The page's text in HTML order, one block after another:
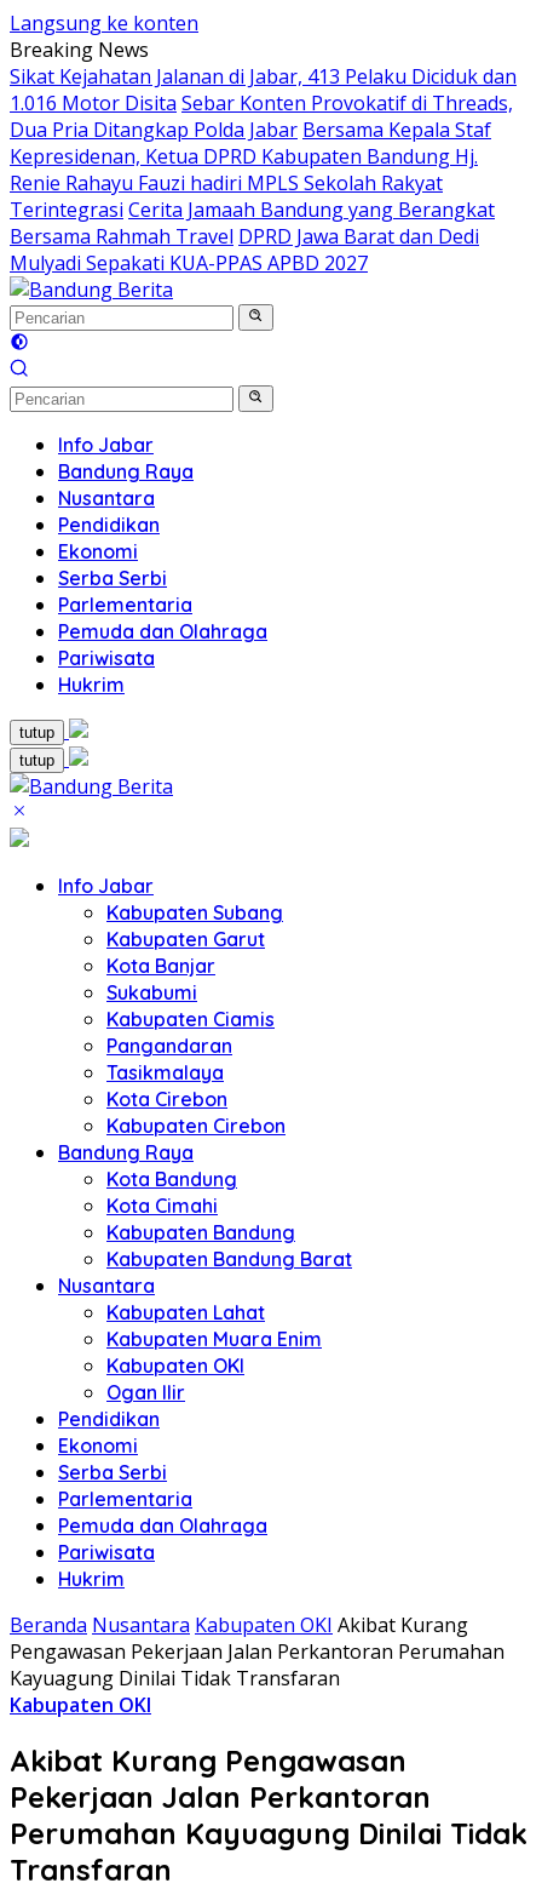
Langsung ke konten
Breaking News
Sikat Kejahatan Jalanan di Jabar, 413 Pelaku Diciduk dan
1.016 Motor Disita Sebar Konten Provokatif di Threads,
Dua Pria Ditangkap Polda Jabar Bersama Kepala Staf
Kepresidenan, Ketua DPRD Kabupaten Bandung Hj.
Renie Rahayu Fauzi hadiri MPLS Sekolah Rakyat
Terintegrasi Cerita Jamaah Bandung yang Berangkat
Bersama Rahmah Travel DPRD Jawa Barat dan Dedi
Mulyadi Sepakati KUA-PPAS APBD 2027
Info Jabar
Bandung Raya
Nusantara
Pendidikan
Ekonomi
Serba Serbi
Parlementaria
Pemuda dan Olahraga
Pariwisata
Hukrim
tutup
tutup
Info Jabar
Kabupaten Subang
Kabupaten Garut
Kota Banjar
Sukabumi
Kabupaten Ciamis
Pangandaran
Tasikmalaya
Kota Cirebon
Kabupaten Cirebon
Bandung Raya
Kota Bandung
Kota Cimahi
Kabupaten Bandung
Kabupaten Bandung Barat
Nusantara
Kabupaten Lahat
Kabupaten Muara Enim
Kabupaten OKI
Ogan Ilir
Pendidikan
Ekonomi
Serba Serbi
Parlementaria
Pemuda dan Olahraga
Pariwisata
Hukrim
Beranda Nusantara Kabupaten OKI Akibat Kurang
Pengawasan Pekerjaan Jalan Perkantoran Perumahan
Kayuagung Dinilai Tidak Transfaran
Kabupaten OKI
Akibat Kurang Pengawasan
Pekerjaan Jalan Perkantoran
Perumahan Kayuagung Dinilai Tidak
Transfaran